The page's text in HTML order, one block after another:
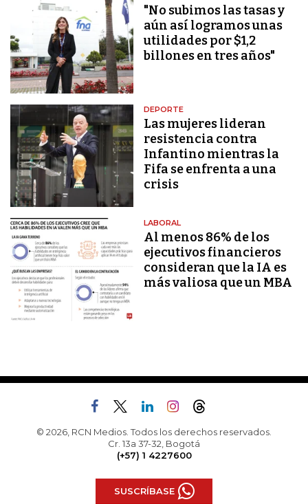
"No subimos las tasas y
aún así logramos unas
utilidades por $1,2
billones en tres años"
DEPORTE
Las mujeres lideran
resistencia contra
Infantino mientras la
Fifa se enfrenta a una
crisis
LABORAL
Al menos 86% de los
ejecutivos financieros
consideran que la IA es
más valiosa que un MBA
© 2026, RCN Medios. Todos los derechos reservados.
Cr. 13a 37-32, Bogotá
(+57) 1 4227600
SUSCRÍBASE